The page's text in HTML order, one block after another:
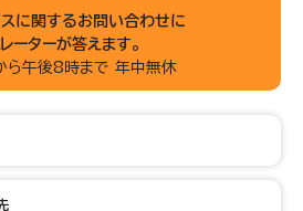
に関するお問い合わせに
ーターが答えます。
ら午後8時まで 年中無休